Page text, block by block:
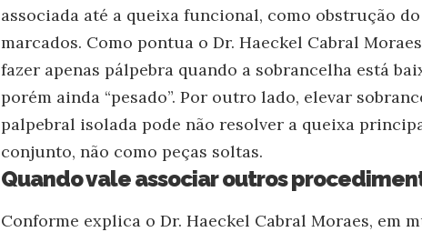
associada até a queixa funcional, como obstrução
marcados. Como pontua o Dr. Haeckel Cabral
fazer apenas pálpebra quando a sobrancelha está
porém ainda “pesado”. Por outro lado, elevar
palpebral isolada pode não resolver a queixa
conjunto, não como peças soltas.
Quando vale associar outros
Conforme explica o Dr. Haeckel Cabral Moraes, em